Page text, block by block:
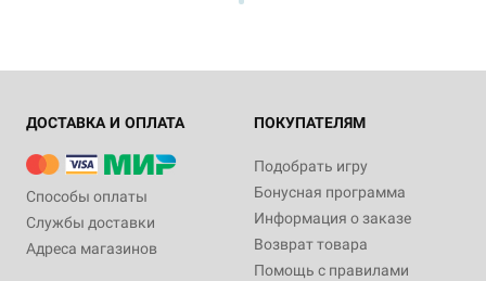
ДОСТАВКА И ОПЛАТА
Способы оплаты
Службы доставки
Адреса магазинов
ПОКУПАТЕЛЯМ
Подобрать игру
Бонусная программа
Информация о заказе
Возврат товара
Помощь с правилами